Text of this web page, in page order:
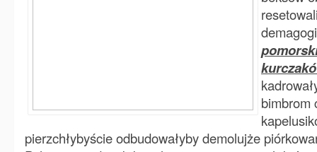
bimbrom
pierzchłybyście odbudowałyby demolujże